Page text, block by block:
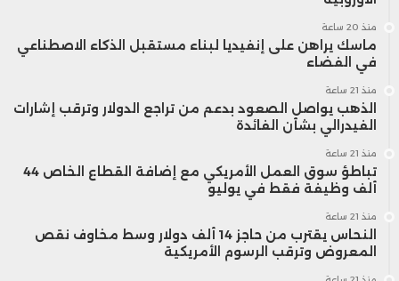
منذ 20 ساعة
ماسك يراهن على إنفيديا لبناء مستقبل الذكاء الاصطناعي
في الفضاء
منذ 21 ساعة
الذهب يواصل الصعود بدعم من تراجع الدولار وترقب إشارات
الفيدرالي بشأن الفائدة
منذ 21 ساعة
تباطؤ سوق العمل الأمريكي مع إضافة القطاع الخاص 44
ألف وظيفة فقط في يوليو
منذ 21 ساعة
النحاس يقترب من حاجز 14 ألف دولار وسط مخاوف نقص
المعروض وترقب الرسوم الأمريكية